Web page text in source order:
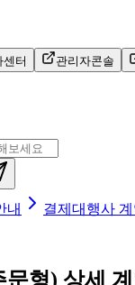
센터 관리자콘솔
내 결제대행사
문형) 상세